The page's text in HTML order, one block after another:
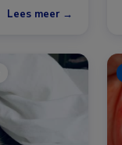
Lees meer →